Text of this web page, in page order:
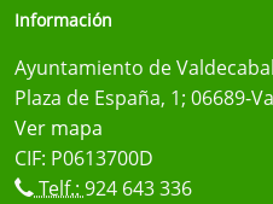
Información
Ayuntamiento de
Plaza de España, 1; 06689-
Ver mapa
CIF: P0613700D
Telf.: 924 643 336